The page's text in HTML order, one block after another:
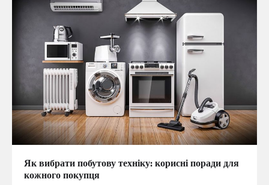
Як вибрати побутову техніку: корисні поради для
кожного покупця